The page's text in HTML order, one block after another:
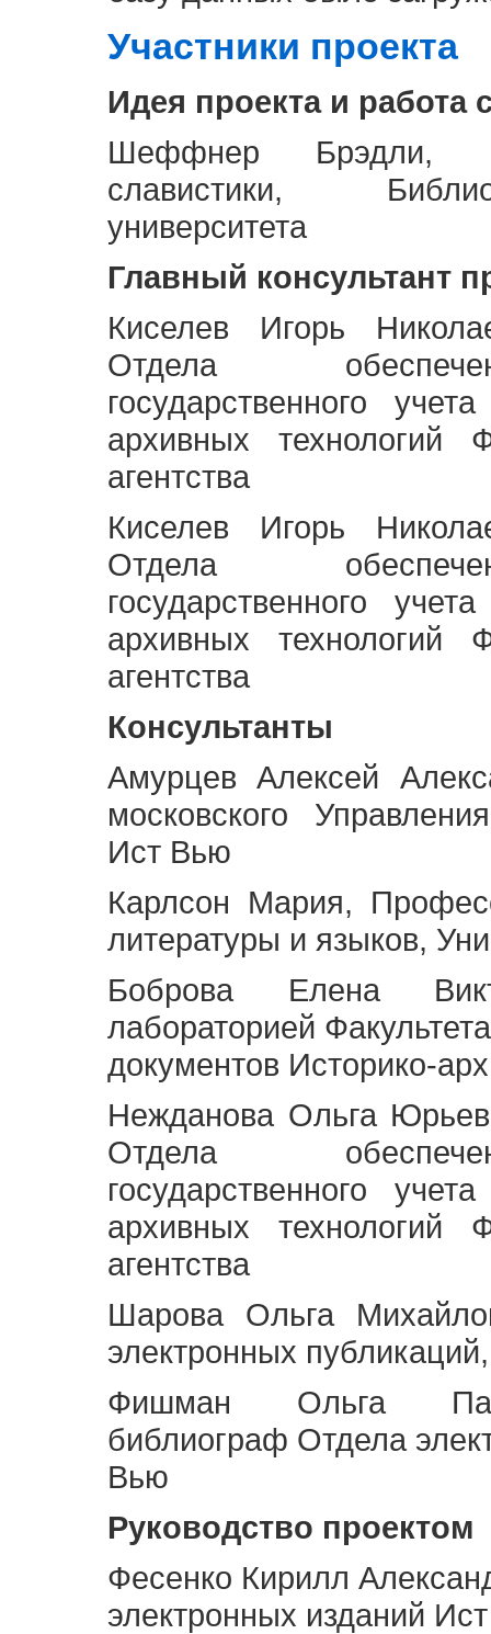
Участники проекта
Идея проекта и работа
Шеффнер Брэдли,
славистики,
университета
Главный консультант
Киселев Игорь
Отдела
государственного
архивных технологий
агентства
Киселев Игорь
Отдела
государственного
архивных технологий
агентства
Консультанты
Амурцев Алексей
московского
Ист Вью
Карлсон Мария,
литературы и языков,
Боброва Елена
лабораторией
документов Историко-
Нежданова Ольга
Отдела
государственного
архивных технологий
агентства
Шарова Ольга
электронных
Фишман Ольга
библиограф Отдела
Вью
Руководство проектом
Фесенко Кирилл
электронных изданий